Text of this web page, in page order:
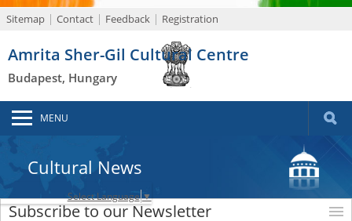
Sitemap Contact Feedback Registration
Amrita Sher-Gil Cultural Centre
Budapest, Hungary
Select Language▼
MENU
Cultural News
Subscribe to our Newsletter